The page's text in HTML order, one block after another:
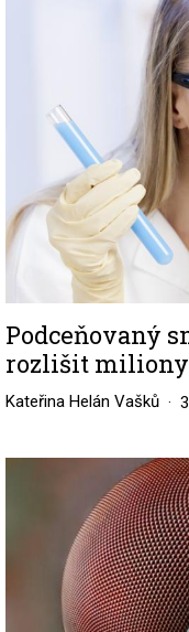
Podceňovaný
rozlišit miliony
Kateřina Helán Vašků